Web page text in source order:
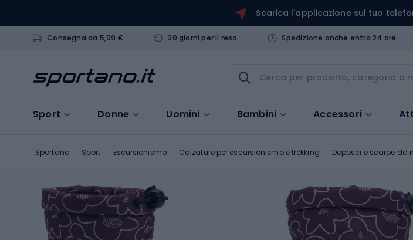
Scarica l'applicazione sul tuo
Consegna da 5,99 € 30 giorni per il reso Spedizione anche entro 24 ore
Sport Donne Uomini Bambini Accessori
Sportano Sport Escursionismo Calzature per escursionismo e trekking Doposci e scarpe da